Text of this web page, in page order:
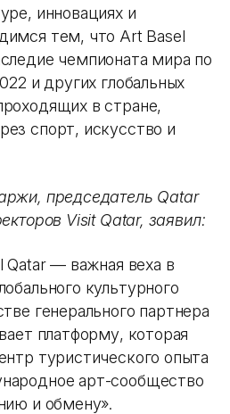
инновациях и
тем, что Art Basel
чемпионата мира по
и других глобальных
в стране,
спорт, искусство и
председатель Qatar
Visit Qatar, заявил:
Qatar — важная веха в
культурного
генерального партнера
платформу, которая
туристического опыта
арт-сообщество
и обмену».